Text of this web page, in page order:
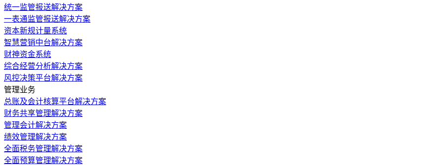
统一监管报送解决方案
一表通监管报送解决方案
资本新规计量系统
智慧营销中台解决方案
财神资金系统
综合经营分析解决方案
风控决策平台解决方案
管理业务
总账及会计核算平台解决方案
财务共享管理解决方案
管理会计解决方案
绩效管理解决方案
全面税务管理解决方案
全面预算管理解决方案